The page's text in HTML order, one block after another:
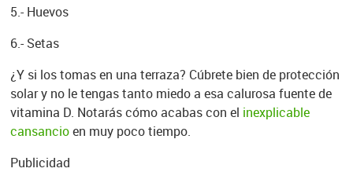
5.- Huevos
6.- Setas
¿Y si los tomas en una terraza? Cúbrete bien de protección
solar y no le tengas tanto miedo a esa calurosa fuente de
vitamina D. Notarás cómo acabas con el inexplicable
cansancioen muy poco tiempo.
Publicidad